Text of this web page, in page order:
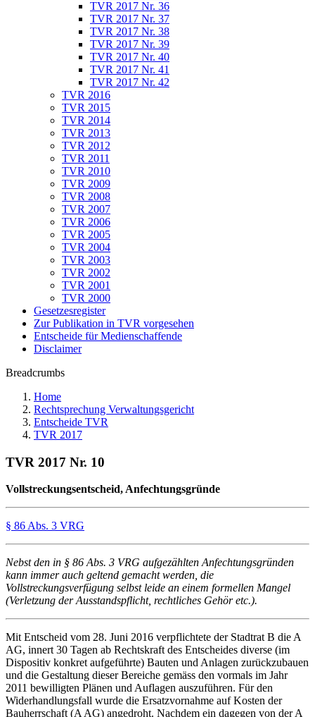
TVR 2017 Nr. 36
TVR 2017 Nr. 37
TVR 2017 Nr. 38
TVR 2017 Nr. 39
TVR 2017 Nr. 40
TVR 2017 Nr. 41
TVR 2017 Nr. 42
TVR 2016
TVR 2015
TVR 2014
TVR 2013
TVR 2012
TVR 2011
TVR 2010
TVR 2009
TVR 2008
TVR 2007
TVR 2006
TVR 2005
TVR 2004
TVR 2003
TVR 2002
TVR 2001
TVR 2000
Gesetzesregister
Zur Publikation in TVR vorgesehen
Entscheide für Medienschaffende
Disclaimer
Breadcrumbs
Home
Rechtsprechung Verwaltungsgericht
Entscheide TVR
TVR 2017
TVR 2017 Nr. 10
Vollstreckungsentscheid, Anfechtungsgründe
§ 86 Abs. 3 VRG
Nebst den in § 86 Abs. 3 VRG aufgezählten Anfechtungsgründen
kann immer auch geltend gemacht werden, die
Vollstreckungsverfügung selbst leide an einem formellen Mangel
(Verletzung der Ausstandspflicht, rechtliches Gehör etc.).
Mit Entscheid vom 28. Juni 2016 verpflichtete der Stadtrat B die A
AG, innert 30 Tagen ab Rechtskraft des Entscheides diverse (im
Dispositiv konkret aufgeführte) Bauten und Anlagen zurückzubauen
und die Gestaltung dieser Bereiche gemäss den vormals im Jahr
2011 bewilligten Plänen und Auflagen auszuführen. Für den
Widerhandlungsfall wurde die Ersatzvornahme auf Kosten der
Bauherrschaft (A AG) angedroht. Nachdem ein dagegen von der A